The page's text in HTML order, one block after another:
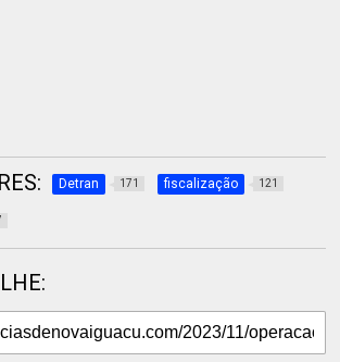
Detran 171 fiscalização 121